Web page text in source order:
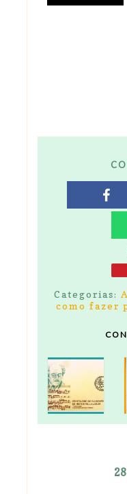
Categorias:
como fazer